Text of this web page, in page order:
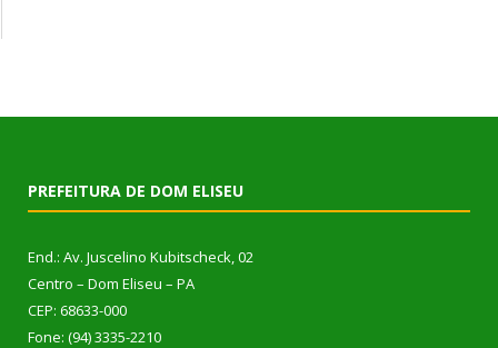
PREFEITURA DE DOM ELISEU
End.: Av. Juscelino Kubitscheck, 02
Centro – Dom Eliseu – PA
CEP: 68633-000
Fone: (94) 3335-2210